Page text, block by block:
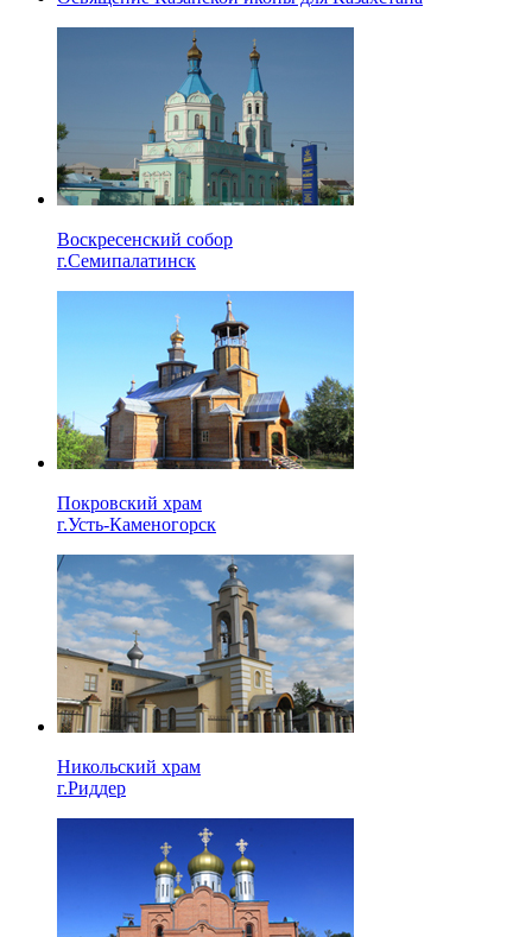
Воскресенский собор
г.Семипалатинск
Покровский храм
г.Усть-Каменогорск
Никольский храм
г.Риддер